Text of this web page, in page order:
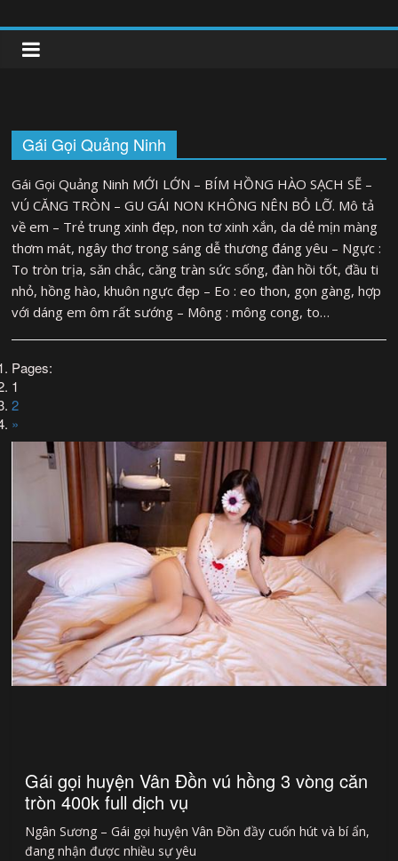
to
content
clipnonglive.com
Gái Gọi Quảng Ninh
Gái Gọi Quảng Ninh MỚI LỚN – BÍM HỒNG HÀO SẠCH SẼ –
VÚ CĂNG TRÒN – GU GÁI NON KHÔNG NÊN BỎ LỠ. Mô tả
về em – Trẻ trung xinh đẹp, non tơ xinh xắn, da dẻ mịn màng
thơm mát, ngây thơ trong sáng dễ thương đáng yêu – Ngực :
To tròn trịa, săn chắc, căng tràn sức sống, đàn hồi tốt, đầu ti
nhỏ, hồng hào, khuôn ngực đẹp – Eo : eo thon, gọn gàng, hợp
với dáng em ôm rất sướng – Mông : mông cong, to…
Pages:
1
2
»
Gái gọi huyện Vân Đồn vú hồng 3 vòng căn
tròn 400k full dịch vụ
Ngân Sương – Gái gọi huyện Vân Đồn đầy cuốn hút và bí ẩn,
đang nhận được nhiều sự yêu